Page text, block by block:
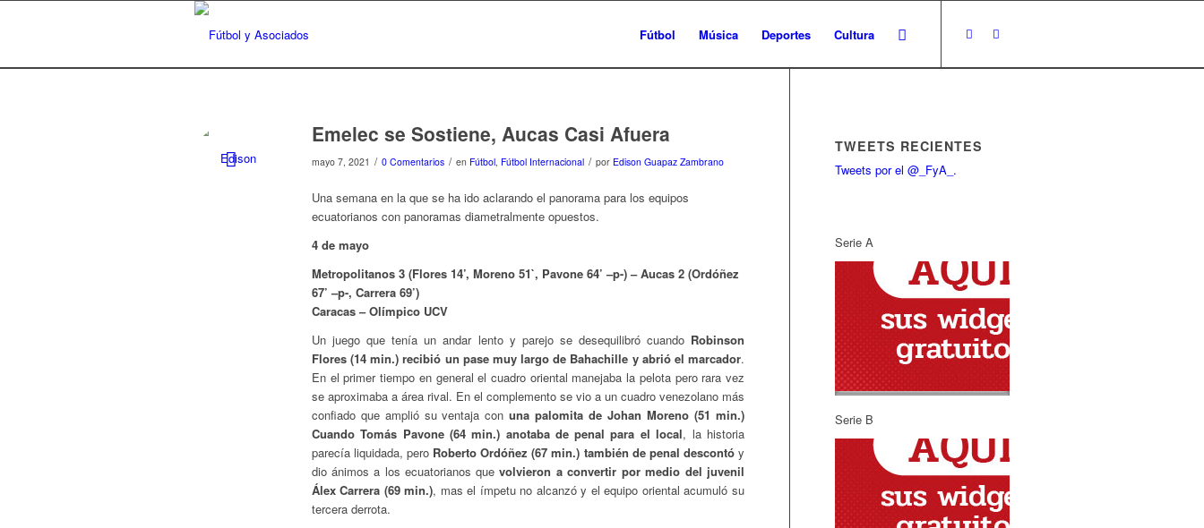
Fútbol Música Deportes Cultura
Emelec se Sostiene, Aucas Casi Afuera
mayo 7, 2021 / 0 Comentarios / en Fútbol, Fútbol Internacional / por Edison Guapaz Zambrano
Una semana en la que se ha ido aclarando el panorama para los equipos
ecuatorianos con panoramas diametralmente opuestos.
4 de mayo
Metropolitanos 3 (Flores 14’, Moreno 51`, Pavone 64’ –p-) – Aucas 2 (Ordóñez
67’ –p-, Carrera 69’)
Caracas – Olímpico UCV
Un juego que tenía un andar lento y parejo se desequilibró cuando Robinson
Flores (14 min.) recibió un pase muy largo de Bahachille y abrió el marcador.
En el primer tiempo en general el cuadro oriental manejaba la pelota pero rara vez
se aproximaba a área rival. En el complemento se vio a un cuadro venezolano más
confiado que amplió su ventaja con una palomita de Johan Moreno (51 min.)
Cuando Tomás Pavone (64 min.) anotaba de penal para el local, la historia
parecía liquidada, pero Roberto Ordóñez (67 min.) también de penal descontó y
dio ánimos a los ecuatorianos que volvieron a convertir por medio del juvenil
Álex Carrera (69 min.), mas el ímpetu no alcanzó y el equipo oriental acumuló su
tercera derrota.
TWEETS RECIENTES
Tweets por el @_FyA_.
Serie A
Serie B